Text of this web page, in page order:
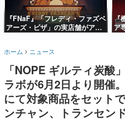
殿堂入り記事
SNS拡散数が数千以上！
ど。多くの人々に読まれ
事をまとめました。
名作ゲームクリエイターの
きます。
赫本
この物語を解いてはいけ
の形をした短編ホラー小
『FNaF』「フレディ・ファズベ
アーズ・ピザ」の実店舗がアメ
リカの商業施設「American
ScottGamesとの共同開発、食
没入型のホラー体験も楽しめる
『
ア
散
ホーム ニュース
「NOPE ギルティ炭酸
ラボが6月2日より開催
にて対象商品をセット
ンチャン、トランセン